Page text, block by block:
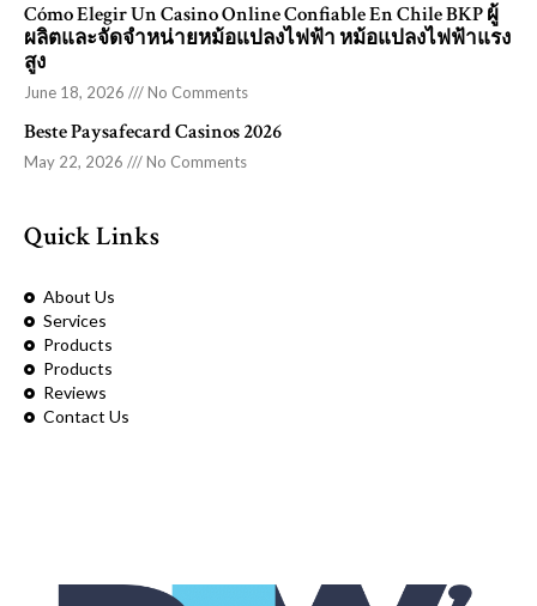
Cómo Elegir Un Casino Online Confiable En Chile BKP ผู้
ผลิตและจัดจำหน่ายหม้อแปลงไฟฟ้า หม้อแปลงไฟฟ้าแรง
สูง
June 18, 2026 No Comments
Beste Paysafecard Casinos 2026
May 22, 2026 No Comments
Quick Links
About Us
Services
Products
Products
Reviews
Contact Us